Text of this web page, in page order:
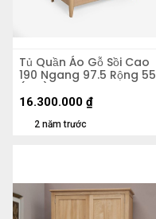
Tủ Quần Áo Gỗ Sồi Cao
190 Ngang 97.5 Rộng 55
(cm)
2 năm trước
16.300.000 ₫